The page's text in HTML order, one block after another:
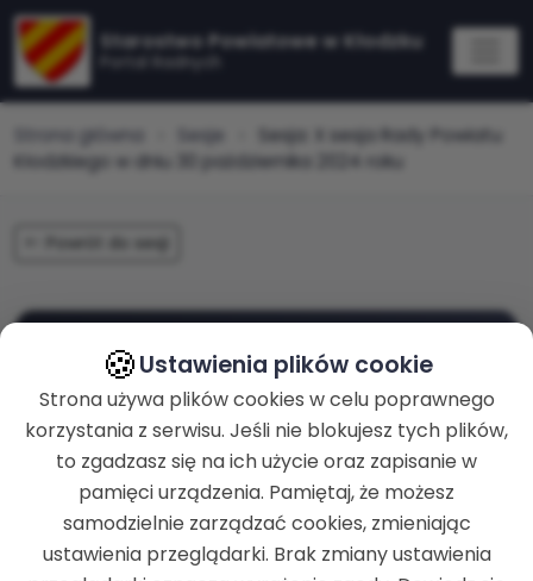
Starostwo Powiatowe w Kłodzku
Strona główna Sesje
Sesja: X sesja Rady Powiatu
Kłodzkiego w dniu 30 października 2024 roku
Powrót do sesji
zakończona
X sesja Rady Powiatu
Kłodzkiego w dniu 30
października 2024 roku
ROZPOCZĘCIE
🍪Ustawienia plików cookie
Strona używa plików cookies w celu poprawnego
korzystania z serwisu. Jeśli nie blokujesz tych plików,
to zgadzasz się na ich użycie oraz zapisanie w
pamięci urządzenia. Pamiętaj, że możesz
samodzielnie zarządzać cookies, zmieniając
ustawienia przeglądarki. Brak zmiany ustawienia